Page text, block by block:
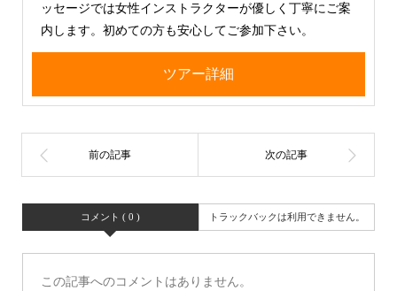
ッセージでは女性インストラクターが優しく丁寧にご案
内します。初めての方も安心してご参加下さい。
ツアー詳細
コメント ( 0 ) トラックバックは利用できません。
この記事へのコメントはありません。